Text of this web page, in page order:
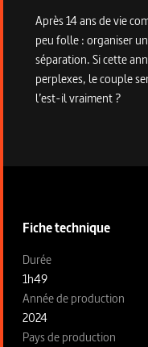
Après 14 ans de vie
peu folle : organiser
séparation. Si cette
perplexes, le couple
l’est-il vraiment ?
Fiche technique
Fiche technique
Durée
1h49
Année de production
2024
Pays de production